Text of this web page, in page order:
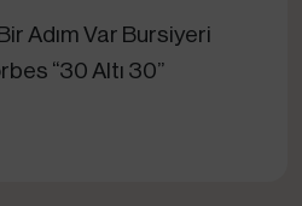
Bir Adım Var Bursiyeri
“30 Altı 30”